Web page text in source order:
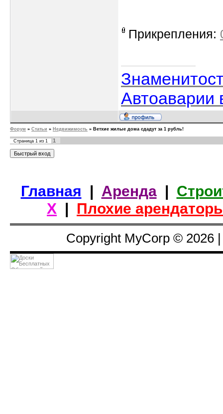
Прикрепления:
Автоаварии
Форум » Статьи » Недвижимость » Ветхие жилые дома сдадут за 1 рубль!
Страница 1 из 1 1
Главная | Аренда|
Х | Плохие
Copyright MyCorp © 2026